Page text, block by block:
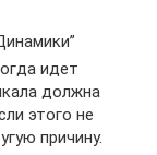
идет
должна
этого не
причину.